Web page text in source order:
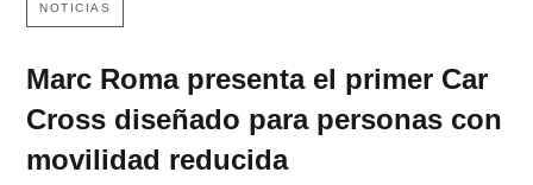
NOTICIAS
Marc Roma presenta el primer Car
Cross diseñado para personas con
movilidad reducida